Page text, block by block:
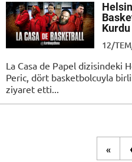
Kurdu
12/
La Casa de Papel dizisindeki
Peric, dört basketbolcuyla
ziyaret etti...
«